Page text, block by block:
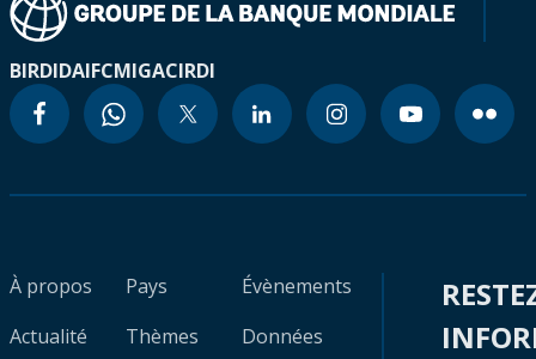
BIRDIDAIFCMIGACIRDI
À propos
Actualité
Pays
Thèmes
Évènements
Données